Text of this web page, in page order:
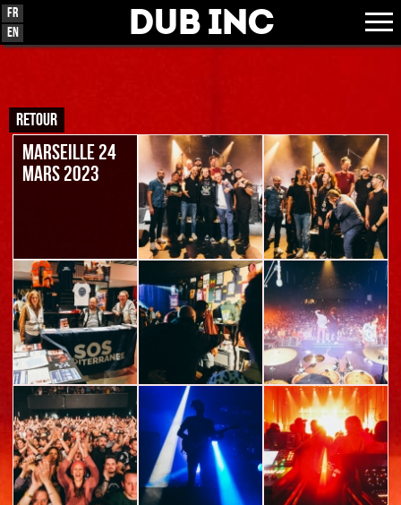
Dub Inc
Fr
En
RETOUR
MARSEILLE 24
MARS 2023